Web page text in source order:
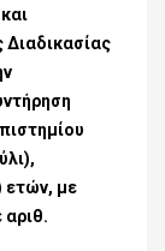
Διαδικασίας
ετών, με
αριθ.